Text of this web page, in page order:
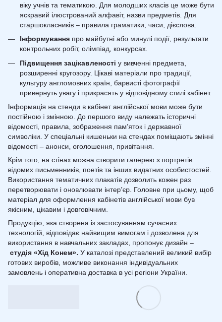
віку учнів та тематикою. Для молодших класів це може бути
яскравий ілюстрований алфавіт, назви предметів. Для
старшокласників – правила граматики, часи, дієслова.
Інформування про майбутні або минулі події, результати
контрольних робіт, олімпіад, конкурсах.
Підвищення зацікавленості у вивченні предмета,
розширенні кругозору. Цікаві матеріали про традиції,
культуру англомовних країн, барвисті фотографії
привернуть увагу і прикрасять у відповідному стилі кабінет.
Інформація на стенди в кабінет англійської мови може бути
постійною і змінною. До першого виду належать історичні
відомості, правила, зображення пам’яток і державної
символіки. У спеціальні кишеньки на стендах поміщають змінні
відомості – анонси, оголошення, привітання.
Крім того, на стінах можна створити галерею з портретів
відомих письменників, поетів та інших видатних особистостей.
Використання тематичних плакатів дозволить кожен раз
перетворювати і оновлювати інтер’єр. Головне при цьому, щоб
матеріал для оформлення кабінетів англійської мови був
якісним, цікавим і довговічним.
Продукцію, яка створена із застосуванням сучасних
технологій, відповідає найвищим вимогам і дозволена для
використання в навчальних закладах, пропонує дизайн –
студія «Хід Конем». У каталозі представлений великий вибір
готових виробів, можливе виконання індивідуальних
замовлень і оперативна доставка в усі регіони України.